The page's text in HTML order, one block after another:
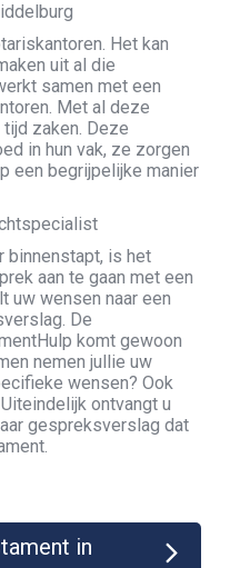
Het kan
uit al die
samen met een
Met al deze
zaken. Deze
in hun vak, ze zorgen
een begrijpelijke manier
binnenstapt, is het
aan te gaan met een
uw wensen naar een
De
komt gewoon
nemen jullie uw
wensen? Ook
ontvangt u
gespreksverslag dat
in